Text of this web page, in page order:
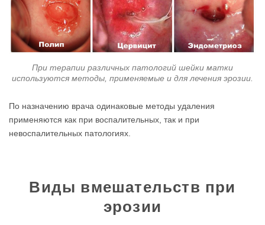
При терапии различных патологий шейки матки
используются методы, применяемые и для лечения эрозии.
По назначению врача одинаковые методы удаления
применяются как при воспалительных, так и при
невоспалительных патологиях.
Виды вмешательств при
эрозии